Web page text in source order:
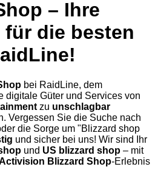
– Ihre
die besten
bei RaidLine, dem
digitale Güter und Services von
zu unschlagbar
Vergessen Sie die Suche nach
die Sorge um "Blizzard shop
und sicher bei uns! Wir sind Ihr
und US blizzard shop – mit
Blizzard Shop-Erlebnis